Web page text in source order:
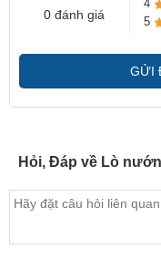
0 đánh giá
4
5
GỬI
Hỏi, Đáp về Lò